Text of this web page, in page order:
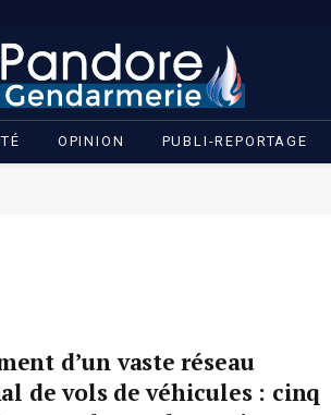
OPINION PUBLI-REPORTAGE
d’un vaste réseau
de vols de véhicules : cinq